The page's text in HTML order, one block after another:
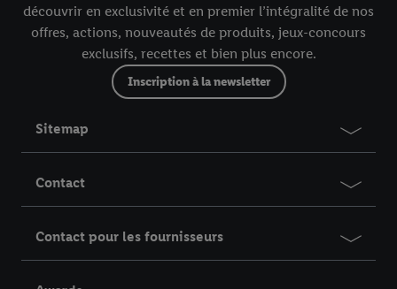
découvrir en exclusivité et en premier l’intégralité de nos
offres, actions, nouveautés de produits, jeux-concours
exclusifs, recettes et bien plus encore.
Inscription à la newsletter
Sitemap
Contact
Contact pour les fournisseurs